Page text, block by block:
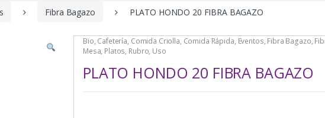
Fibra Bagazo PLATO HONDO 20 FIBRA BAGAZO
Bio, Cafetería, Comida Criolla, Comida Rápida, Eventos, Fibra Bagazo,
Mesa, Platos, Rubro, Uso
PLATO HONDO 20 FIBRA BAGAZO